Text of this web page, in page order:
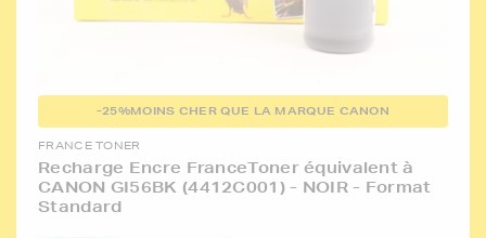
-25%MOINS CHER QUE LA MARQUE CANON
FRANCE TONER
Recharge Encre FranceToner équivalent à
CANON GI56BK (4412C001) - NOIR - Format
Standard